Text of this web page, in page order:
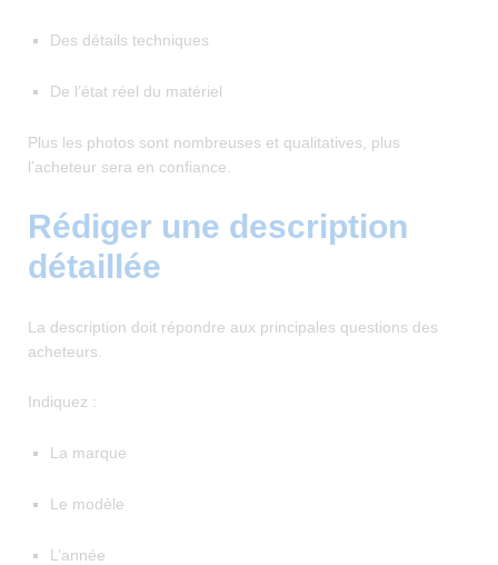
Des détails techniques
De l’état réel du matériel
Plus les photos sont nombreuses et qualitatives, plus
l’acheteur sera en confiance.
Rédiger une description
détaillée
La description doit répondre aux principales questions des
acheteurs.
Indiquez :
La marque
Le modèle
L’année